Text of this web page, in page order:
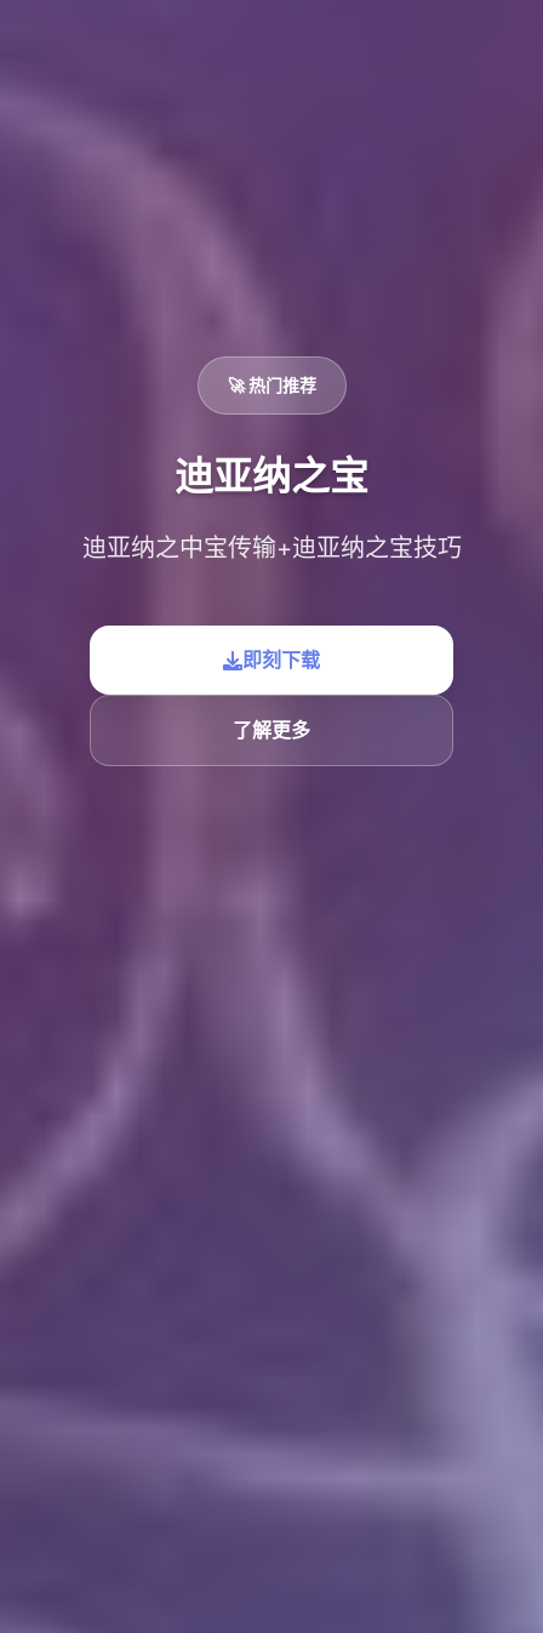
🚀 热门推荐
迪亚纳之宝
迪亚纳之中宝传输+迪亚纳之宝技巧
即刻下载
了解更多